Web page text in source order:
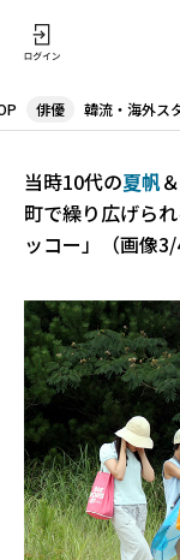
俳優 韓流・海外ス
当時10代の夏帆＆
町で繰り広げら
ッコー」（画像3/